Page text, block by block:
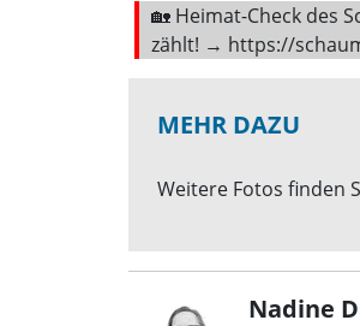
🏡 Heimat-Check des
zählt! → https://
MEHR DAZU
Weitere Fotos finden
Nadine